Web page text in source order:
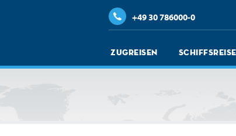
+49 30 786000-0
Zugreisen